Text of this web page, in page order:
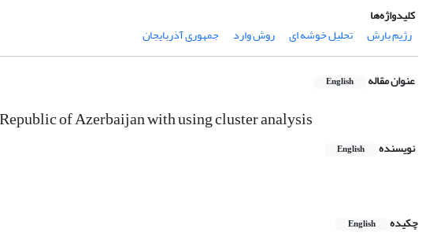
کلیدواژه‌ها
رژیم بارش
تحلیل خوشه ای روش وارد جمهوری آذربایجان
عنوان مقاله English
of Azerbaijan with using cluster analysis
نویسنده English
چکیده
English